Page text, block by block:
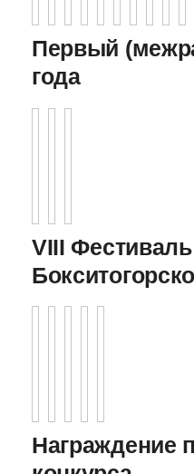
Первый
года
VIII
Награждение